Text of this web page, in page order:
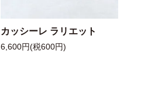
カッシーレ ラリエット
6,600円(税600円)